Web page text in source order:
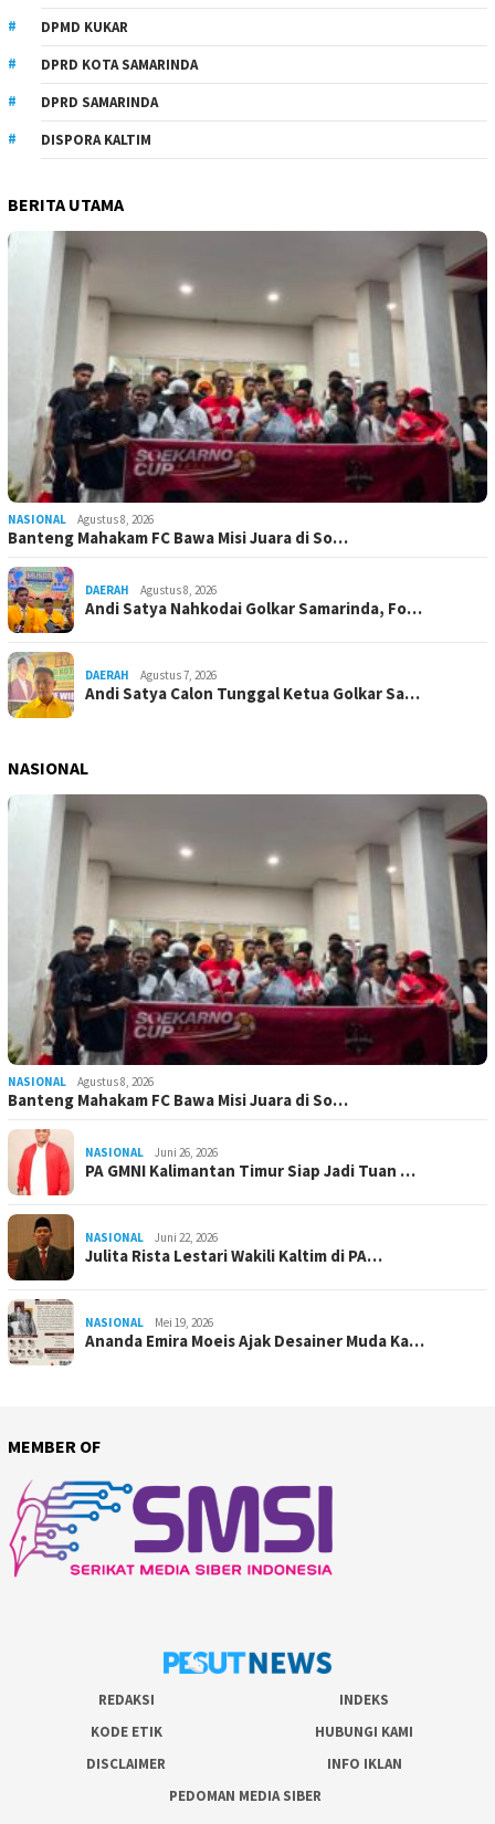
DPMD KUKAR
DPRD KOTA SAMARINDA
DPRD SAMARINDA
DISPORA KALTIM
BERITA UTAMA
NASIONAL Agustus 8, 2026
Banteng Mahakam FC Bawa Misi Juara di So…
DAERAH Agustus 8, 2026
Andi Satya Nahkodai Golkar Samarinda, Fo…
DAERAH Agustus 7, 2026
Andi Satya Calon Tunggal Ketua Golkar Sa…
NASIONAL
NASIONAL Agustus 8, 2026
Banteng Mahakam FC Bawa Misi Juara di So…
NASIONAL Juni 26, 2026
PA GMNI Kalimantan Timur Siap Jadi Tuan …
NASIONAL Juni 22, 2026
Julita Rista Lestari Wakili Kaltim di PA…
NASIONAL Mei 19, 2026
Ananda Emira Moeis Ajak Desainer Muda Ka…
MEMBER OF
REDAKSI
INDEKS
KODE ETIK
HUBUNGI KAMI
DISCLAIMER
INFO IKLAN
PEDOMAN MEDIA SIBER